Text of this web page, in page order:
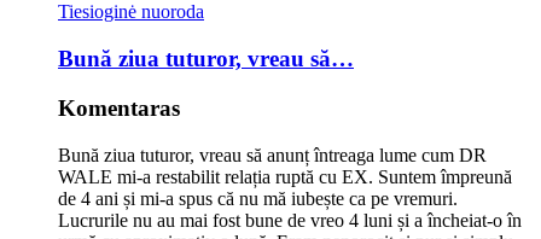
Tiesioginė nuoroda
Bună ziua tuturor, vreau să…
Komentaras
Bună ziua tuturor, vreau să anunț întreaga lume cum DR
WALE mi-a restabilit relația ruptă cu EX. Suntem împreună
de 4 ani și mi-a spus că nu mă iubește ca pe vremuri.
Lucrurile nu au mai fost bune de vreo 4 luni și a încheiat-o în